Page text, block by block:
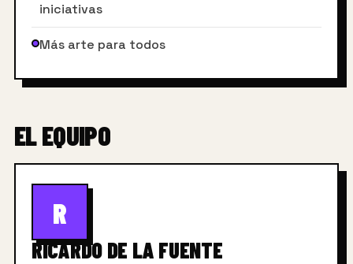
iniciativas
Más arte para todos
EL EQUIPO
R
RICARDO DE LA FUENTE